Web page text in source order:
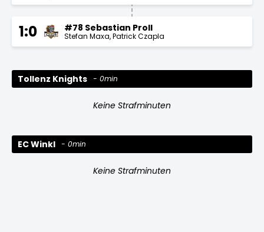
1:0 #78 Sebastian Proll
Stefan Maxa Patrick Czapla
Tollenz Knights 0min
Keine Strafminuten
EC Winkl 0min
Keine Strafminuten